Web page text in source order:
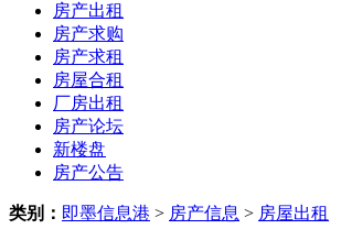
房产出租
房产求购
房产求租
房屋合租
厂房出租
房产论坛
新楼盘
房产公告
类别： 即墨信息港 > 房产信息 > 房屋出租